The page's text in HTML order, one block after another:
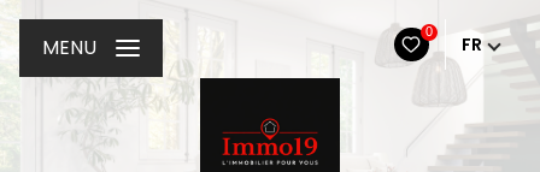
0
FR
MENU